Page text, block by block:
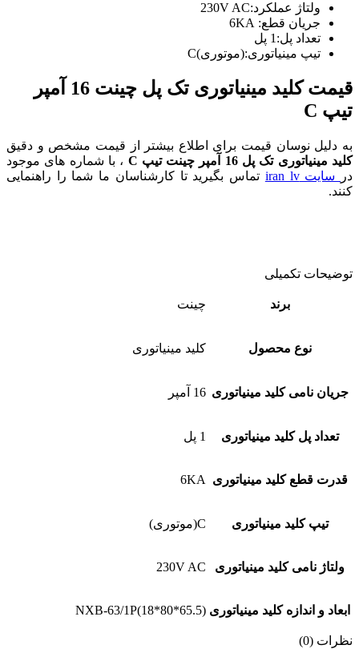
ولتاژ عملکرد:230V AC
جریان قطع: 6KA
تعداد پل:1 پل
تیپ مینیاتوری:(موتوری)C
قیمت کلید مینیاتوری تک پل چینت 16 آمپر
تیپ C
به دلیل نوسان قیمت برای اطلاع بیشتر از قیمت مشخص و دقیق
کلید مینیاتوری تک پل 16 آمپر چینت تیپ C
، با شماره های موجود
در
سایت iran lv
تماس بگیرید تا کارشناسان ما شما را راهنمایی
کنند.
توضیحات تکمیلی
برند چینت
نوع محصول کلید مینیاتوری
جریان نامی کلید مینیاتوری 16 آمپر
تعداد پل کلید مینیاتوری 1 پل
قدرت قطع کلید مینیاتوری 6KA
تیپ کلید مینیاتوری C(موتوری)
ولتاژ نامی کلید مینیاتوری 230V AC
ابعاد و اندازه کلید مینیاتوری NXB-63/1P(18*80*65.5)
نظرات (0)